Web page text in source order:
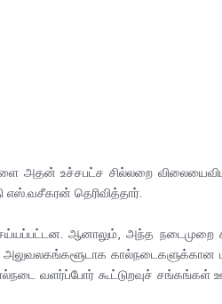
அதன் உச்சபட்ச சில்லறை
எஸ்.வசீகரன் தெரிவித்தார்.
ஆனாலும், அந்த நடைமுறை
கால்நடைகளுக்கான
வளர்ப்போர் கூட்டுறவுச் சங்கங்கள்